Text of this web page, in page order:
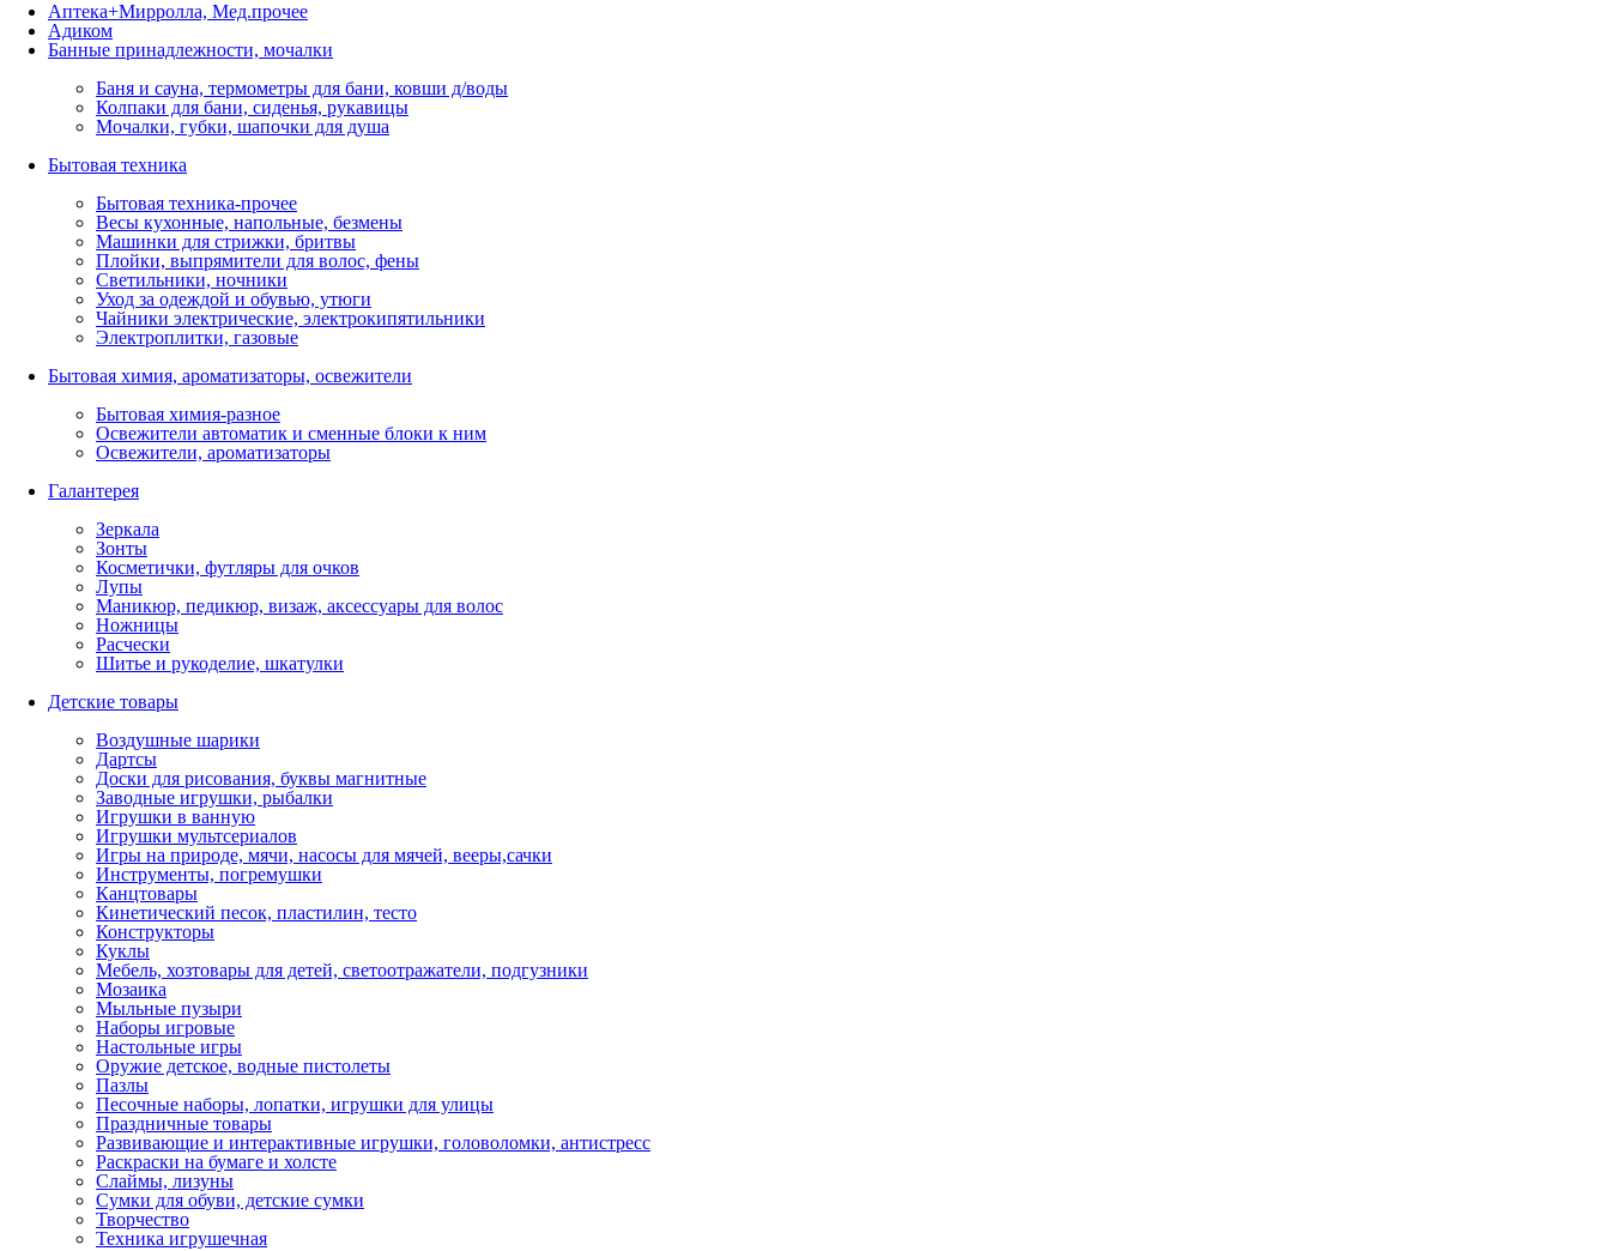
Аптека+Мирролла, Мед.прочее
Адиком
Банные принадлежности, мочалки
Баня и сауна, термометры для бани, ковши д/воды
Колпаки для бани, сиденья, рукавицы
Мочалки, губки, шапочки для душа
Бытовая техника
Бытовая техника-прочее
Весы кухонные, напольные, безмены
Машинки для стрижки, бритвы
Плойки, выпрямители для волос, фены
Светильники, ночники
Уход за одеждой и обувью, утюги
Чайники электрические, электрокипятильники
Электроплитки, газовые
Бытовая химия, ароматизаторы, освежители
Бытовая химия-разное
Освежители автоматик и сменные блоки к ним
Освежители, ароматизаторы
Галантерея
Зеркала
Зонты
Косметички, футляры для очков
Лупы
Маникюр, педикюр, визаж, аксессуары для волос
Ножницы
Расчески
Шитье и рукоделие, шкатулки
Детские товары
Воздушные шарики
Дартсы
Доски для рисования, буквы магнитные
Заводные игрушки, рыбалки
Игрушки в ванную
Игрушки мультсериалов
Игры на природе, мячи, насосы для мячей, вееры,сачки
Инструменты, погремушки
Канцтовары
Кинетический песок, пластилин, тесто
Конструкторы
Куклы
Мебель, хозтовары для детей, светоотражатели, подгузники
Мозаика
Мыльные пузыри
Наборы игровые
Настольные игры
Оружие детское, водные пистолеты
Пазлы
Песочные наборы, лопатки, игрушки для улицы
Праздничные товары
Развивающие и интерактивные игрушки, головоломки, антистресс
Раскраски на бумаге и холсте
Слаймы, лизуны
Сумки для обуви, детские сумки
Творчество
Техника игрушечная